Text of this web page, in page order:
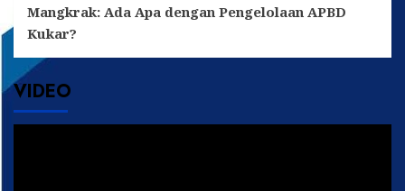
Mangkrak: Ada Apa dengan Pengelolaan APBD
Kukar?
VIDEO